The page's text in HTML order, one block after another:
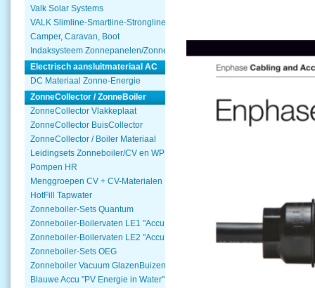
Valk Solar Systems
VALK Slimline-Smartline-Strongline
Camper, Caravan, Boot
Indaksysteem Zonnepanelen/Zonnecollector
Electrisch aansluitmateriaal AC
DC Materiaal Zonne-Energie
ZonneCollector / ZonneBoiler
ZonneCollector Vlakkeplaat
ZonneCollector BuisCollector
ZonneCollector / Boiler Materiaal
Leidingsets Zonneboiler/CV en WP
Pompen HR
Menggroepen CV + CV-Materialen
HotFill Tapwater
Zonneboiler-Sets Quantum
Zonneboiler-Boilervaten LE1 "Accu Woning Watmte"
Zonneboiler-Boilervaten LE2 "Accu Woning Watmte"
Zonneboiler-Sets OEG
Zonneboiler Vacuum GlazenBuizen
Blauwe Accu "PV Energie in Water"